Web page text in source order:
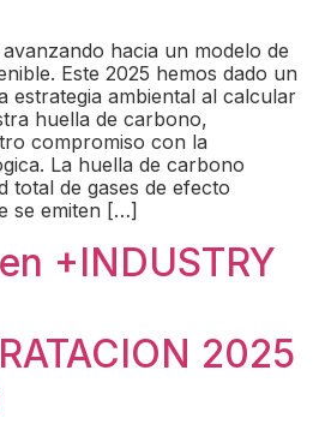
hacia un modelo de
Este 2025 hemos dado un
estrategia ambiental al calcular
huella de carbono,
compromiso con la
La huella de carbono
total de gases de efecto
se emiten […]
+INDUSTRY
2025